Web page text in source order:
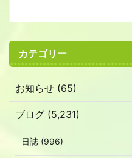
カテゴリー
お知らせ (65)
ブログ (5,231)
日誌 (996)